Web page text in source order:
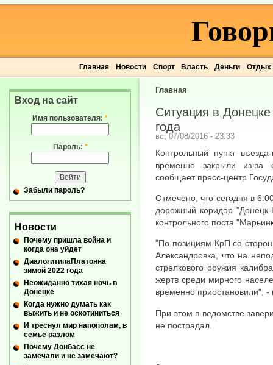
Главная Новости Спорт Власть Деньги Отдых
Главная
Ситуация в
года
вс, 07/08/2016 - 23:33
Контрольный пункт
временно закрыли из-за
сообщает пресс-центр
Отмечено, что сегодня в
дорожный коридор "Донецк-
контрольного поста
"По позициям КрП со
Александровка, что на
стрелкового оружия
жертв среди мирного
временно приостановили", -
При этом в ведомстве
не пострадал.
Вход на сайт
Имя пользователя: *
Пароль: *
Забыли пароль?
Новости
Почему пришла война и
когда она уйдет
ДиалогитипаПлатонна
зимой 2022 года
Неожиданно тихая ночь в
Донецке
Когда нужно думать как
выжить и не оскотиниться
И треснул мир напополам, в
семье разлом
Почему Донбасс не
замечали и не замечают?